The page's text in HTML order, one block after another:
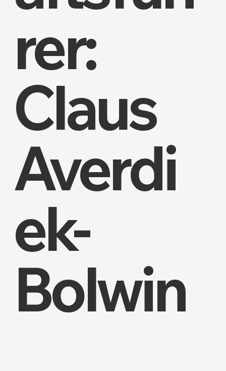
rer:
Claus
Averdi
ek-
Bolwin